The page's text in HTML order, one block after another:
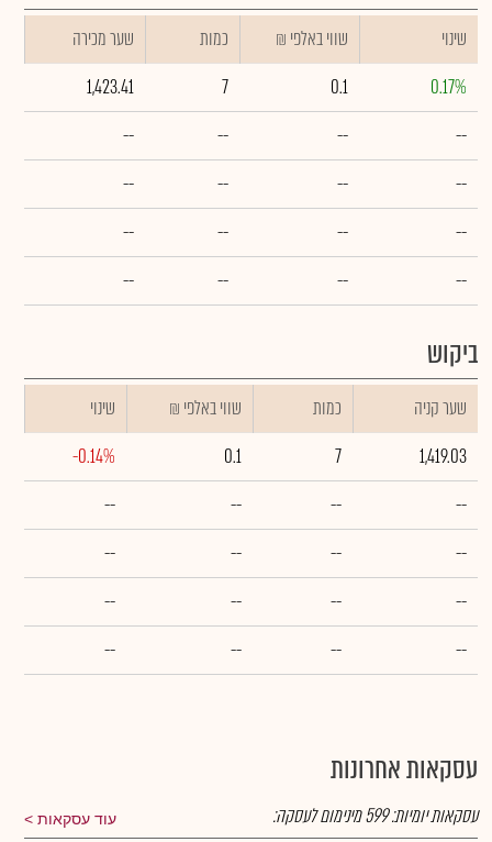
שינוי ₪ שווי באלפי כמות
שער מכירה
0.17%
0.1
7
1,423.41
--
--
--
--
--
--
--
--
--
--
--
--
--
--
--
--
ביקוש
שער קניה כמות ₪ שווי באלפי
שינוי
1,419.03
7
0.1
-0.14%
--
--
--
--
--
--
--
--
--
--
--
--
--
--
--
--
עסקאות אחרונות
עוד עסקאות עסקאות יומיות:599מינימום לעסקה: